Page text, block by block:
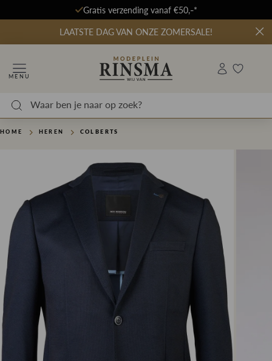
Gratis verzending vanaf €50,-*
LAATSTE DAG VAN ONZE ZOMERSALE!
MENU
HOME HEREN COLBERTS